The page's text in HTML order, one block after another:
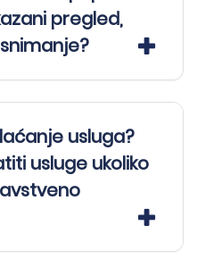
pregled,
usluga?
usluge ukoliko